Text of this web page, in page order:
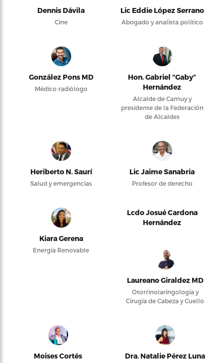
Dennis Dávila
Cine
Lic Eddie López Serrano
Abogado y analista político
González Pons MD
Médico radiólogo
Hon. Gabriel “Gaby”
Hernández
Alcalde de Camuy y
presidente de la Federación
de Alcaldes
Heriberto N. Saurí
Salud y emergencias
Lic Jaime Sanabria
Profesor de derecho
Kiara Gerena
Energía Renovable
Lcdo Josué Cardona
Hernández
Laureano Giraldez MD
Otorrinolaringología y
Cirugía de Cabeza y Cuello
Moises Cortés Dra. Natalie Pérez Luna